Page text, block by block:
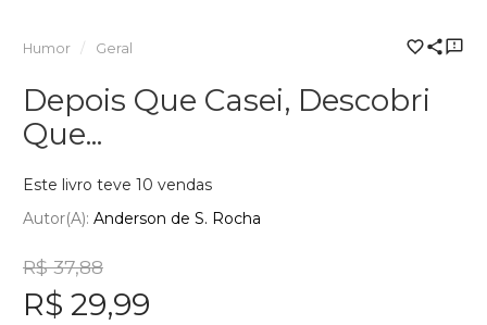
Humor Geral
Depois Que Casei, Descobri
Que...
Este livro teve 10 vendas
Autor(a): Anderson de S. Rocha
R$ 37,88
R$ 29,99